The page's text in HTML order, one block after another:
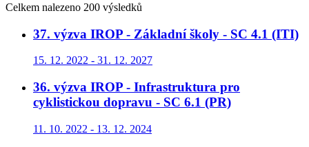
Celkem nalezeno 200 výsledků
37. výzva IROP - Základní školy - SC 4.1 (ITI)
15. 12. 2022 - 31. 12. 2027
36. výzva IROP - Infrastruktura pro
cyklistickou dopravu - SC 6.1 (PR)
11. 10. 2022 - 13. 12. 2024